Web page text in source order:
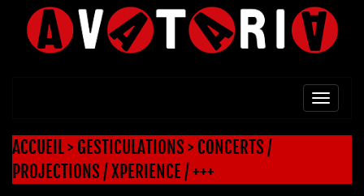
ACCUEIL> GESTICULATIONS> CONCERTS /
PROJECTIONS / XPERIENCE / +++